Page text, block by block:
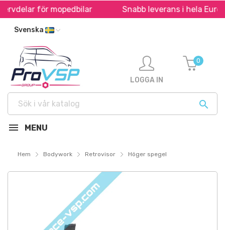
för mopedbilar Snabb leverans i hela Europa
Svenska

LOGGA IN
0
MENU
Hem Bodywork Retrovisor Höger spegel